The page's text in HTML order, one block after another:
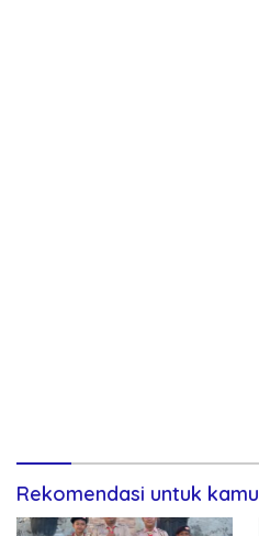
Rekomendasi untuk kamu